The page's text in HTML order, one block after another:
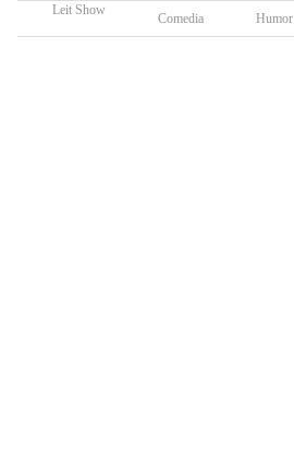
Leit Show
Comedia Humor